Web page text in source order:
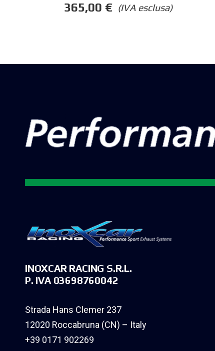
(IVA esclusa)
365,00 €
INOXCAR RACING S.R.L.
P. IVA 03698760042
Strada Hans Clemer 237
12020 Roccabruna (CN) – Italy
+39 0171 902269